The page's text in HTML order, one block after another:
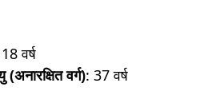
वर्ष
वर्ग): 37 वर्ष